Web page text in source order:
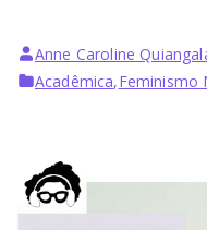
Anne Caroline
Acadêmica,Feminismo